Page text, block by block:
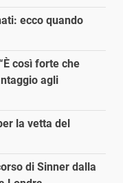
ecco quando
così forte che
agli
la vetta del
di Sinner dalla